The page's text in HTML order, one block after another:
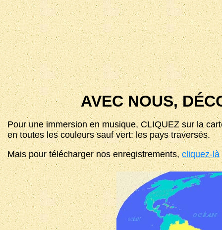
AVEC NOUS,
Pour une immersion en musique, CLIQUEZsur la
en toutes les couleurs sauf vert: les pays traversés.
Mais pour télécharger nos enregistrements,cliquez-là